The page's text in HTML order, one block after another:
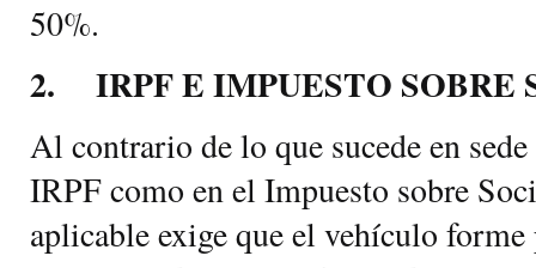
50%.
2. IRPF E IMPUESTO SOBRE
Al contrario de lo que sucede en
IRPF como en el Impuesto sobre
aplicable exige que el vehículo